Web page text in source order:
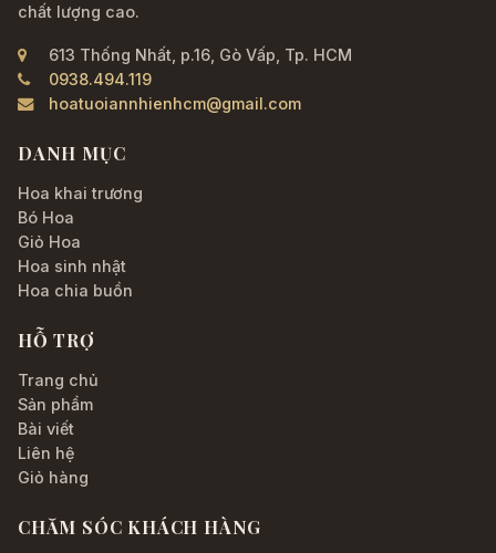
chất lượng cao.
613 Thống Nhất, p.16, Gò Vấp, Tp. HCM
0938.494.119
hoatuoiannhienhcm@gmail.com
DANH MỤC
Hoa khai trương
Bó Hoa
Giỏ Hoa
Hoa sinh nhật
Hoa chia buồn
HỖ TRỢ
Trang chủ
Sản phẩm
Bài viết
Liên hệ
Giỏ hàng
CHĂM SÓC KHÁCH HÀNG